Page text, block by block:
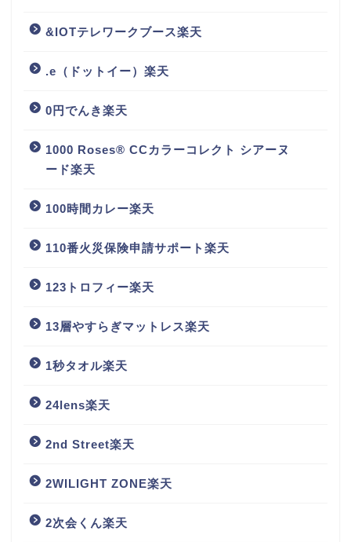
&IOTテレワークブース楽天
.e（ドットイー）楽天
0円でんき楽天
1000 Roses® CCカラーコレクト シアーヌ
ード楽天
100時間カレー楽天
110番火災保険申請サポート楽天
123トロフィー楽天
13層やすらぎマットレス楽天
1秒タオル楽天
24lens楽天
2nd Street楽天
2WILIGHT ZONE楽天
2次会くん楽天